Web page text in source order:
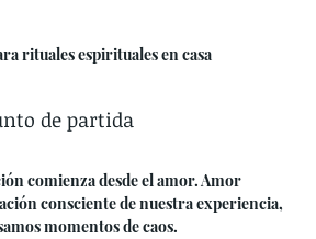
rituales espirituales en casa
de partida
comienza desde el amor. Amor
consciente de nuestra experiencia,
momentos de caos.